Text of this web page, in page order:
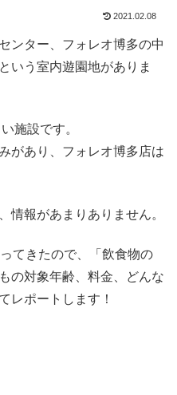
2021.02.08
ンター、フォレオ博多の中
という室内遊園地がありま
施設です。
があり、フォレオ博多店は
情報があまりありません。
てきたので、「飲食物の
の対象年齢、料金、どんな
レポートします！